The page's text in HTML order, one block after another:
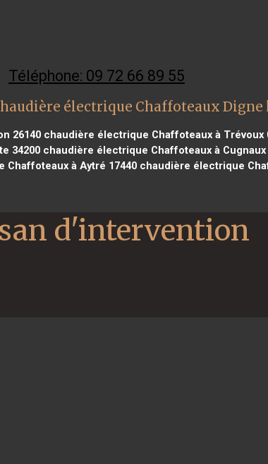
Téléphone: 09 72 66 89 55
électrique Chaffoteaux Digne
26140chaudière électrique Chaffoteaux à Trévoux
34200 chaudière électrique Chaffoteaux à Cugnaux
à Aytré 17440 chaudière électrique
d'intervention